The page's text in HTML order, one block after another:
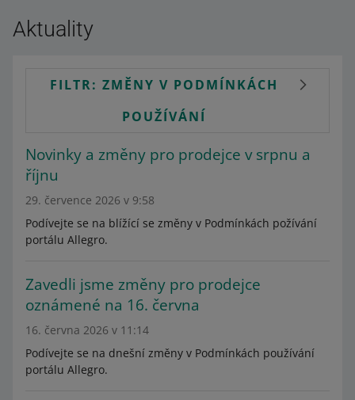
Aktuality
FILTR: ZMĚNY V PODMÍNKÁCH
POUŽÍVÁNÍ
Novinky a změny pro prodejce v srpnu a
říjnu
29. července 2026 v 9:58
Podívejte se na blížící se změny v Podmínkách požívání
portálu Allegro.
Zavedli jsme změny pro prodejce
oznámené na 16. června
16. června 2026 v 11:14
Podívejte se na dnešní změny v Podmínkách používání
portálu Allegro.